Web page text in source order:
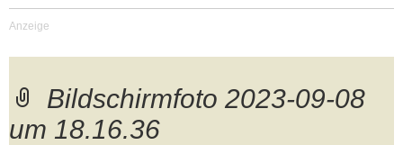
Bildschirmfoto 2023-09-08
um 18.16.36